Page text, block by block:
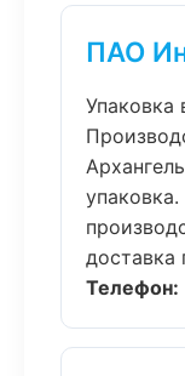
ПАО
Упаковка
доставка
Телефон: